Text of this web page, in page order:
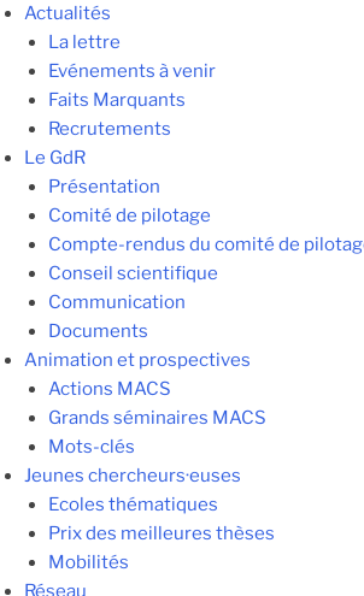
Actualités
La lettre
Evénements à venir
Faits Marquants
Recrutements
Le GdR
Présentation
Comité de pilotage
Compte-rendus du comité de
Conseil scientifique
Communication
Documents
Animation et prospectives
Actions MACS
Grands séminaires MACS
Mots-clés
Jeunes chercheurs·euses
Ecoles thématiques
Prix des meilleures thèses
Mobilités
Réseau